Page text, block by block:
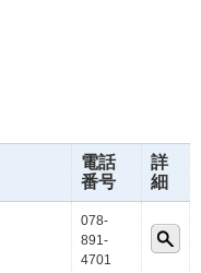
電話
番号
詳
細
078-
891-
4701